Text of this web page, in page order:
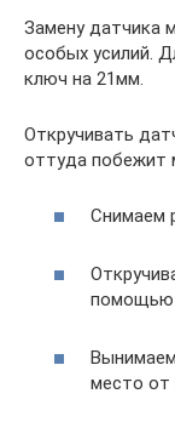
Замену датчика
особых усилий.
ключ на 21мм.
Откручивать
оттуда побежит
Снимаем
помощью
место от